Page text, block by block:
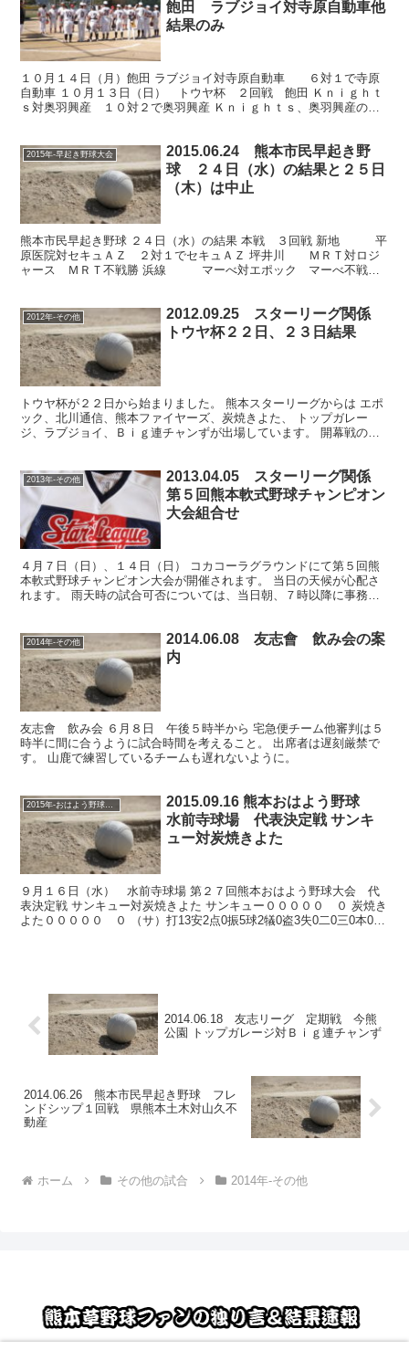
飽田 ラブジョイ対寺原自動車他
結果のみ
１０月１４日（月）飽田 ラブジョイ対寺原自動車 ６対１で寺原
自動車 １０月１３日（日） トウヤ杯 ２回戦 飽田 Ｋｎｉｇｈｔ
ｓ対奥羽興産 １０対２で奥羽興産 Ｋｎｉｇｈｔｓ、奥羽興産の破
2015年-早起き野球大会
2015.06.24 熊本市民早起き野
球 ２４日（水）の結果と２５日
（木）は中止
熊本市民早起き野球 ２４日（水）の結果 本戦 ３回戦 新地 平
原医院対セキュＡＺ ２対１でセキュＡＺ 坪井川 ＭＲＴ対ロジ
ャース ＭＲＴ不戦勝 浜線 マーべ対エポック マーべ不戦勝
2012年-その他
2012.09.25 スターリーグ関係
トウヤ杯２２日、２３日結果
トウヤ杯が２２日から始まりました。 熊本スターリーグからは エポ
ック、北川通信、熊本ファイヤーズ、炭焼きよた、 トップガレー
ジ、ラブジョイ、Ｂｉｇ連チャンずが出場しています。 開幕戦の２
2013年-その他
2013.04.05 スターリーグ関係
第５回熊本軟式野球チャンピオン
大会組合せ
４月７日（日）、１４日（日） コカコーラグラウンドにて第５回熊
本軟式野球チャンピオン大会が開催されます。 当日の天候が心配さ
れます。 雨天時の試合可否については、当日朝、７時以降に事務局
2014年-その他
2014.06.08 友志會 飲み会の案
内
友志會 飲み会 ６月８日 午後５時半から 宅急便チーム他審判は５
時半に間に合うように試合時間を考えること。 出席者は遅刻厳禁で
す。 山鹿で練習しているチームも遅れないように。
2015年-おはよう野球大会
2015.09.16 熊本おはよう野球
水前寺球場 代表決定戦 サンキ
ュー対炭焼きよた
９月１６日（水） 水前寺球場 第２７回熊本おはよう野球大会 代
表決定戦 サンキュー対炭焼きよた サンキュー０００００ ０ 炭焼き
よた０００００ ０ （サ）打13安2点0振5球2犠0盗3失0二0三0本0
2014.06.18 友志リーグ 定期戦 今熊
公園 トップガレージ対Ｂｉｇ連チャンず
2014.06.26 熊本市民早起き野球 フレ
ンドシップ１回戦 県熊本土木対山久不
動産
ホーム その他の試合 2014年-その他